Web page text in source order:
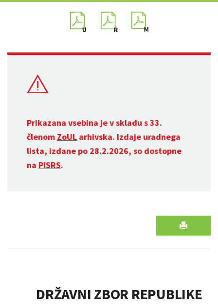
Prikazana vsebina je v skladu s 33.
členom ZoUL arhivska. Izdaje uradnega
lista, izdane po 28.2.2026, so dostopne
na PISRS.
DRŽAVNI ZBOR REPUBLIKE